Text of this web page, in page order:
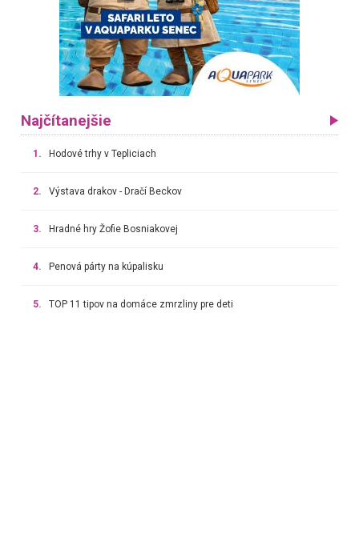
Najčítanejšie
1. Hodové trhy v Tepliciach
2. Výstava drakov - Dračí Beckov
3. Hradné hry Žofie Bosniakovej
4. Penová párty na kúpalisku
5. TOP 11 tipov na domáce zmrzliny pre deti